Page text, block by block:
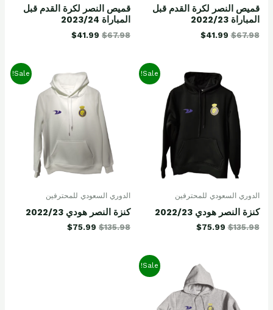
قميص النصر لكرة القدم قبل
المباراة 2022/23
$67.98
$41.99
قميص النصر لكرة القدم قبل
المباراة 2023/24
$67.98
$41.99
Sale!
الدوري السعودي للمحترفين
كنزة النصر هودي 2022/23
$135.98
$75.99
Sale!
الدوري السعودي للمحترفين
كنزة النصر هودي 2022/23
$135.98
$75.99
Sale!